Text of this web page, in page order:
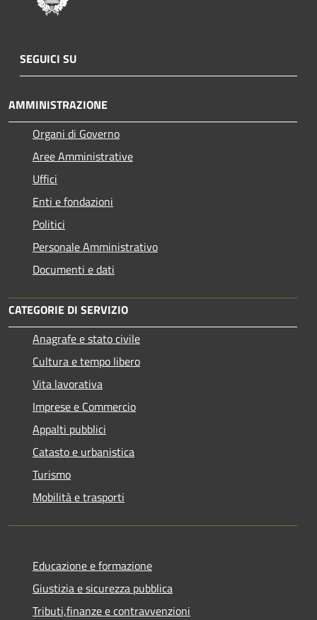
SEGUICI SU
AMMINISTRAZIONE
Organi di Governo
Aree Amministrative
Uffici
Enti e fondazioni
Politici
Personale Amministrativo
Documenti e dati
CATEGORIE DI SERVIZIO
Anagrafe e stato civile
Cultura e tempo libero
Vita lavorativa
Imprese e Commercio
Appalti pubblici
Catasto e urbanistica
Turismo
Mobilità e trasporti
Educazione e formazione
Giustizia e sicurezza pubblica
Tributi,finanze e contravvenzioni